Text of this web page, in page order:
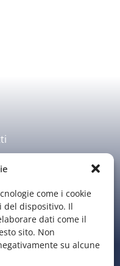
come i cookie
del dispositivo. Il
dati come il
sito. Non
su alcune